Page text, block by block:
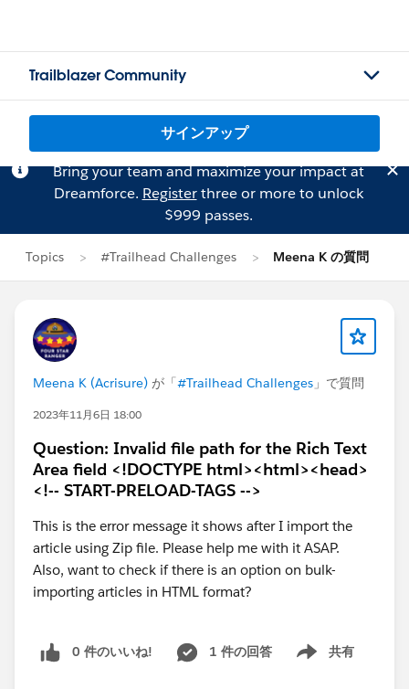
Trailblazer Community
サインアップ
Bring your team and maximize your impact at
Dreamforce. Registerthree or more to unlock
$999 passes.
Topics #Trailhead Challenges Meena K の質問
Meena K (Acrisure) が「#Trailhead Challenges 」で質問
2023年11月6日 18:00
Question: Invalid file path for the Rich Text
Area field <!DOCTYPE html><html><head>
<!-- START-PRELOAD-TAGS -->
This is the error message it shows after I import the
article using Zip file. Please help me with it ASAP.
Also, want to check if there is an option on bulk-
importing articles in HTML format?
0 件のいいね! 1 件の回答 共有
Show menu